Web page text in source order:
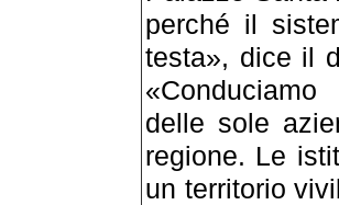
perché il
testa», dice il
delle sole
regione. Le
un territorio